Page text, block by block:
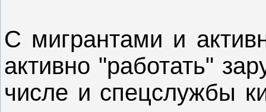
С мигрантами и
активно "работать"
числе и спецслужбы